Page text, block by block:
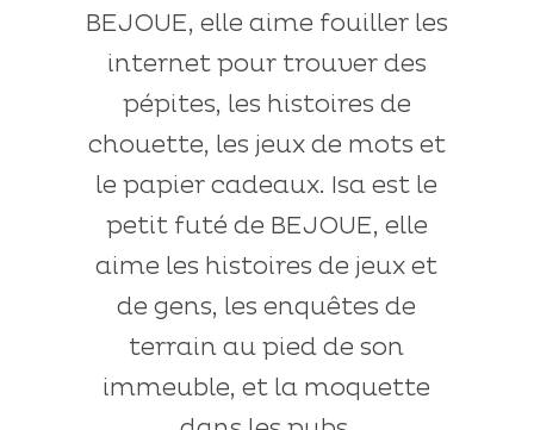
BEJOUE, elle aime fouiller les
internet pour trouver des
pépites, les histoires de
chouette, les jeux de mots et
le papier cadeaux. Isa est le
petit futé de BEJOUE, elle
aime les histoires de jeux et
de gens, les enquêtes de
terrain au pied de son
immeuble, et la moquette